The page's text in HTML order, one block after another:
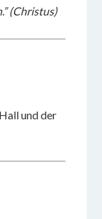
(Christus)
und der